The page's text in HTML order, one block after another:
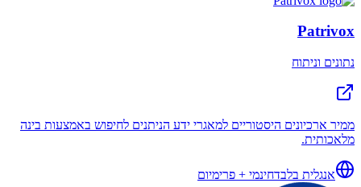
Patrivox
נתונים וניתוח
ממיר ארכיונים היסטוריים למאגרי ידע הניתנים לחיפוש באמצעות בינה
מלאכותית.
אנגלית בלבדחינמי + פרימיום